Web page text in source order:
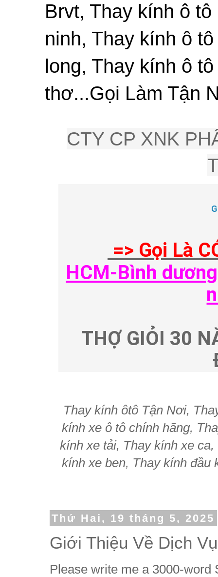
Brvt, Thay kính ô
ninh, Thay kính ô
long, Thay kính ô
thơ...Gọi Làm Tận
CTY CP XNK
=> Gọi Là
HCM-Bình
THỢ GIỎI 30
Thay kính ôtô Tận Nơi,
kính xe ô tô chính hãng,
kính xe tải, Thay kính xe
kính xe ben, Thay kính đầu
Thứ Hai, 19 tháng 5, 2025
Giới Thiệu Về Dịch
Please write me a 3000-